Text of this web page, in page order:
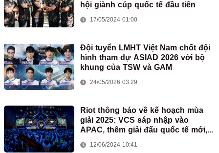
hội giành cúp quốc tế đầu tiên
17/05/2024 01:00
Đội tuyển LMHT Việt Nam chốt đội
hình tham dự ASIAD 2026 với bộ
khung của TSW và GAM
24/05/2026 03:29
Riot thông báo về kế hoạch mùa
giải 2025: VCS sáp nhập vào
APAC, thêm giải đấu quốc tế mới,...
12/06/2024 10:41